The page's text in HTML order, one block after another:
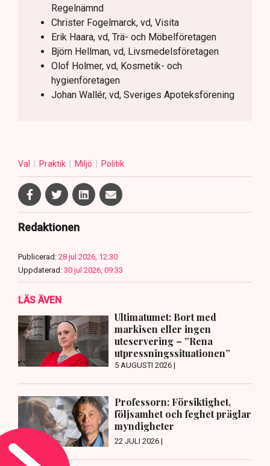
Regelnämnd
Christer Fogelmarck, vd, Visita
Erik Haara, vd, Trä- och Möbelföretagen
Björn Hellman, vd, Livsmedelsföretagen
Olof Holmer, vd, Kosmetik- och
hygienföretagen
Johan Wallér, vd, Sveriges Apoteksförening
Val Praktik Miljö Politik
Redaktionen
Publicerad: 28 jul 2026, 12:30
Uppdaterad: 30 jul 2026, 09:33
LÄS ÄVEN
Ultimatumet: Bort med
markisen eller ingen
uteservering – ”Rena
utpressningssituationen”
5 AUGUSTI 2026 |
Professorn: Försiktighet,
följsamhet och feghet präglar
myndigheter
22 JULI 2026 |